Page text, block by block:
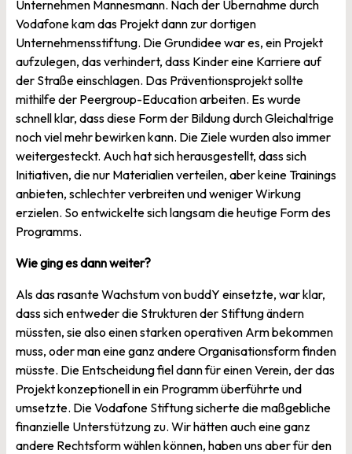
Unternehmen Mannesmann. Nach der Übernahme durch
Vodafone kam das Projekt dann zur dortigen
Unternehmensstiftung. Die Grundidee war es, ein Projekt
aufzulegen, das verhindert, dass Kinder eine Karriere auf
der Straße einschlagen. Das Präventionsprojekt sollte
mithilfe der Peergroup-Education arbeiten. Es wurde
schnell klar, dass diese Form der Bildung durch Gleichaltrige
noch viel mehr bewirken kann. Die Ziele wurden also immer
weitergesteckt. Auch hat sich herausgestellt, dass sich
Initiativen, die nur Materialien verteilen, aber keine Trainings
anbieten, schlechter verbreiten und weniger Wirkung
erzielen. So entwickelte sich langsam die heutige Form des
Programms.
Wie ging es dann weiter?
Als das rasante Wachstum von buddY einsetzte, war klar,
dass sich entweder die Strukturen der Stiftung ändern
müssten, sie also einen starken operativen Arm bekommen
muss, oder man eine ganz andere Organisationsform finden
müsste. Die Entscheidung fiel dann für einen Verein, der das
Projekt konzeptionell in ein Programm überführte und
umsetzte. Die Vodafone Stiftung sicherte die maßgebliche
finanzielle Unterstützung zu. Wir hätten auch eine ganz
andere Rechtsform wählen können, haben uns aber für den